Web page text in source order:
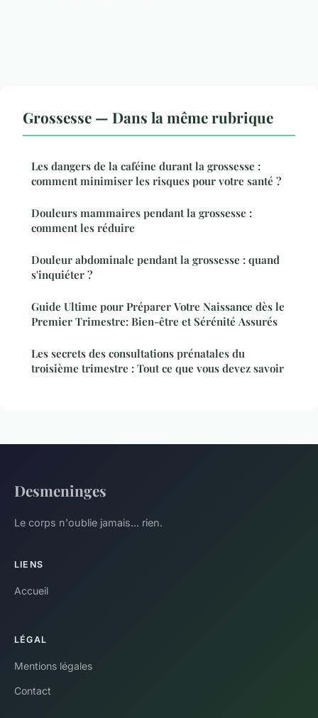
Grossesse — Dans la même rubrique
Les dangers de la caféine durant la grossesse :
comment minimiser les risques pour votre santé ?
Douleurs mammaires pendant la grossesse :
comment les réduire
Douleur abdominale pendant la grossesse : quand
s'inquiéter ?
Guide Ultime pour Préparer Votre Naissance dès le
Premier Trimestre: Bien-être et Sérénité Assurés
Les secrets des consultations prénatales du
troisième trimestre : Tout ce que vous devez savoir
Desmeninges
Le corps n'oublie jamais... rien.
LIENS
Accueil
LÉGAL
Mentions légales
Contact